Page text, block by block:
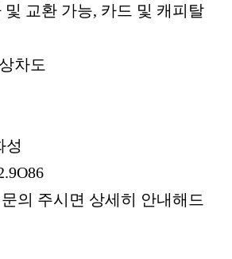
교환 가능, 카드 및 캐피탈
차도
성
의 주시면 상세히 안내해드